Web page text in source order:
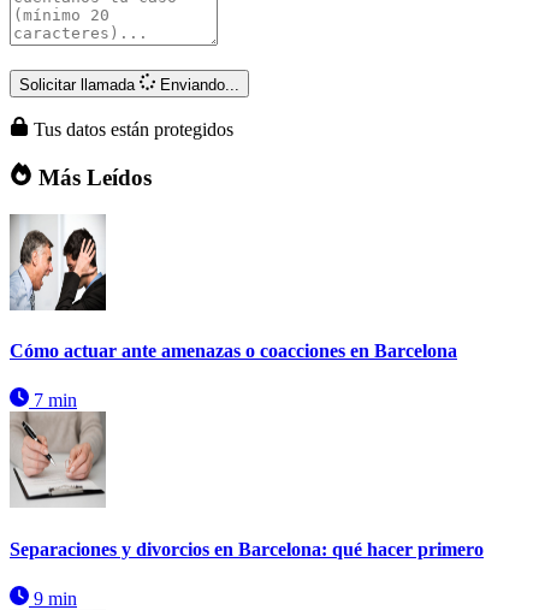
Solicitar llamada Enviando...
Tus datos están protegidos
Más Leídos
Cómo actuar ante amenazas o coacciones en Barcelona
7 min
Separaciones y divorcios en Barcelona: qué hacer primero
9 min